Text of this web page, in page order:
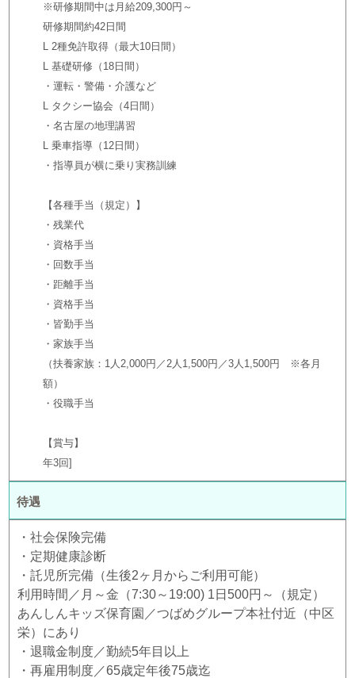
※研修期間中は月給209,300円～
研修期間約42日間
L 2種免許取得（最大10日間）
L 基礎研修（18日間）
・運転・警備・介護など
L タクシー協会（4日間）
・名古屋の地理講習
L 乗車指導（12日間）
・指導員が横に乗り実務訓練
【各種手当（規定）】
・残業代
・資格手当
・回数手当
・距離手当
・資格手当
・皆勤手当
・家族手当
（扶養家族：1人2,000円／2人1,500円／3人1,500円 ※各月
額）
・役職手当
【賞与】
年3回
待遇
・社会保険完備
・定期健康診断
・託児所完備（生後2ヶ月からご利用可能）
利用時間／月～金（7:30～19:00) 1日500円～（規定）
あんしんキッズ保育園／つばめグループ本社付近（中区
栄）にあり
・退職金制度／勤続5年目以上
・再雇用制度／65歳定年後75歳迄